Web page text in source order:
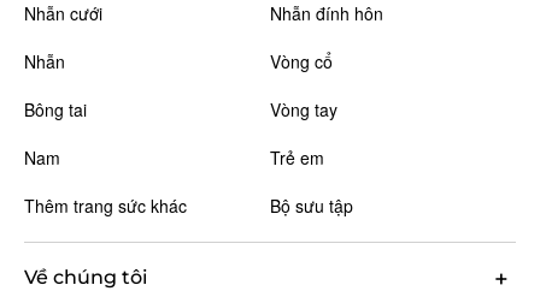
Nhẫn cưới
Nhẫn đính hôn
Nhẫn
Vòng cổ
Bông tai
Vòng tay
Nam
Trẻ em
Thêm trang sức khác
Bộ sưu tập
Về chúng tôi